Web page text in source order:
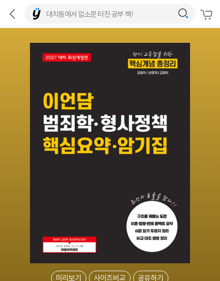
미리보기 사이즈비교 공유하기